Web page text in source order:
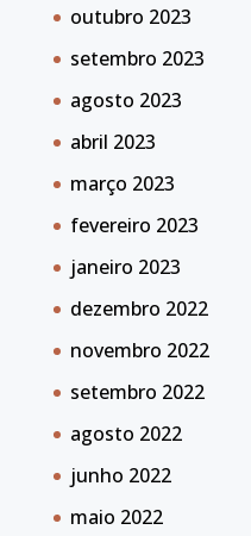
outubro 2023
setembro 2023
agosto 2023
abril 2023
março 2023
fevereiro 2023
janeiro 2023
dezembro 2022
novembro 2022
setembro 2022
agosto 2022
junho 2022
maio 2022